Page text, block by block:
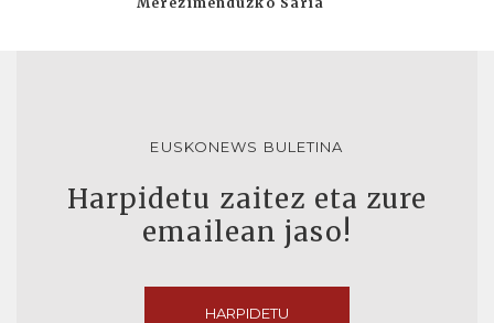
EUSKONEWS BULETINA
Harpidetu zaitez eta zure
emailean jaso!
HARPIDETU